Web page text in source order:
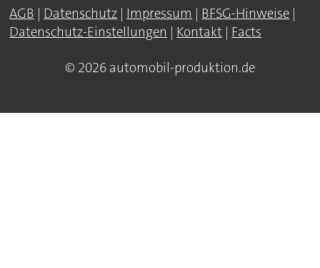
AGB | Datenschutz | Impressum | BFSG-Hinweise |
Datenschutz-Einstellungen | Kontakt | Facts
© 2026 automobil-produktion.de